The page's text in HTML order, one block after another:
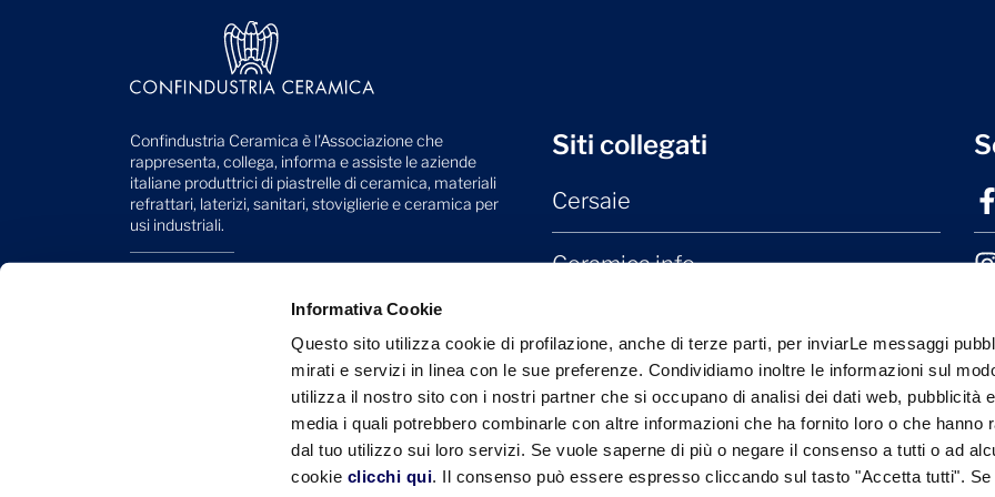
Informativa Cookie
Questo sito utilizza cookie di profilazione, anche di terze parti, per inviarLe messaggi
mirati e servizi in linea con le sue preferenze. Condividiamo inoltre le informazioni sul
utilizza il nostro sito con i nostri partner che si occupano di analisi dei dati web, pubblicità
media i quali potrebbero combinarle con altre informazioni che ha fornito loro o che hanno
dal tuo utilizzo sui loro servizi. Se vuole saperne di più o negare il consenso a tutti o ad
cookie clicchi qui. Il consenso può essere espresso cliccando sul tasto "Accetta tutti". Se
Confindustria Ceramica è l'Associazione che
rappresenta, collega, informa e assiste le aziende
italiane produttrici di piastrelle di ceramica, materiali
refrattari, laterizi, sanitari, stoviglierie e ceramica per
usi industriali.
41049 Sassuolo (MO) - Italy
info@confindustriaceramica.it
confindustriaceramicaarealavoro@legalmail.it
Siti collegati
Cersaie
Ceramica.info
Laterizio.it